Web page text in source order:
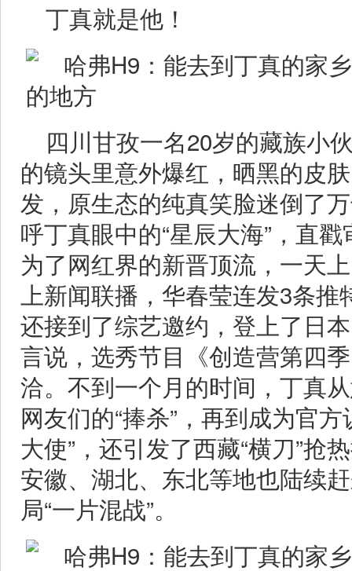
丁真就是他！
四川甘孜一名20岁的藏族小
的镜头里意外爆红，晒黑的皮
发，原生态的纯真笑脸迷倒了
呼丁真眼中的“星辰大海”，直
为了网红界的新晋顶流，一天
上新闻联播，华春莹连发3条
还接到了综艺邀约，登上了日
言说，选秀节目《创造营第四
洽。不到一个月的时间，丁真
网友们的“捧杀”，再到成为官
大使”，还引发了西藏“横刀”抢
安徽、湖北、东北等地也陆续
局“一片混战”。